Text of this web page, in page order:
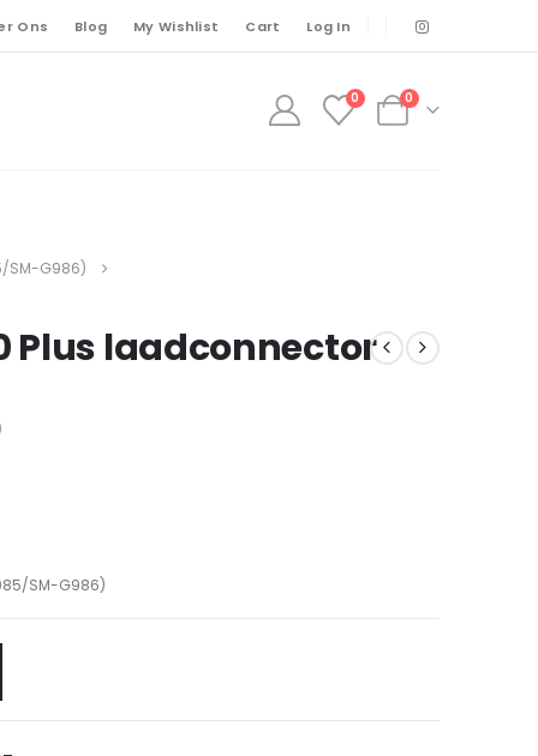
Ons Blog My Wishlist Cart Log In
0 0
SM-G986)
Plus laadconnector
SM-G986)